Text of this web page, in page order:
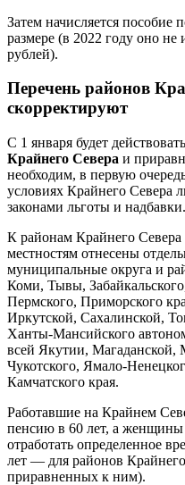
Затем начисляется пособие
размере (в 2022 году оно не
рублей).
Перечень районов
скорректируют
С 1 января будет
Крайнего Севера и
необходим, в первую
условиях Крайнего Севера
законами льготы и надбавки.
К районам Крайнего
местностям отнесены
муниципальные округа и
Коми, Тывы,
Пермского, Приморского
Иркутской, Сахалинской,
Ханты-Мансийского
всей Якутии, Магаданской,
Чукотского, Ямало-
Камчатского края.
Работавшие на Крайнем
пенсию в 60 лет, а
отработать определенное
лет — для районов
приравненных к ним).